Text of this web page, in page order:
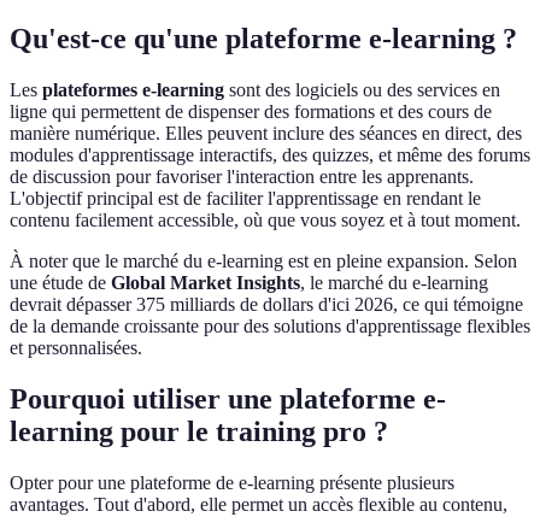
Qu'est-ce qu'une plateforme e-learning ?
Les plateformes e-learning sont des logiciels ou des services en
ligne qui permettent de dispenser des formations et des cours de
manière numérique. Elles peuvent inclure des séances en direct, des
modules d'apprentissage interactifs, des quizzes, et même des forums
de discussion pour favoriser l'interaction entre les apprenants.
L'objectif principal est de faciliter l'apprentissage en rendant le
contenu facilement accessible, où que vous soyez et à tout moment.
À noter que le marché du e-learning est en pleine expansion. Selon
une étude de Global Market Insights, le marché du e-learning
devrait dépasser 375 milliards de dollars d'ici 2026, ce qui témoigne
de la demande croissante pour des solutions d'apprentissage flexibles
et personnalisées.
Pourquoi utiliser une plateforme e-
learning pour le training pro ?
Opter pour une plateforme de e-learning présente plusieurs
avantages. Tout d'abord, elle permet un accès flexible au contenu,